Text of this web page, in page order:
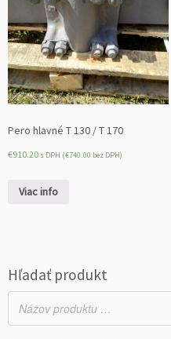
Pero hlavné T 130 / T 170
€910.20 s DPH (€740.00 bez DPH)
Viac info
Hľadať produkt